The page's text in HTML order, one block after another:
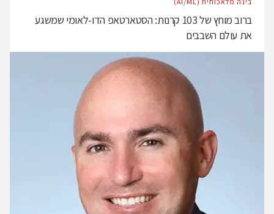
ברוב מוחץ של 103 קרנות: הסטארטאפ הדו-לאומי שמשגע
את עולם השבבים